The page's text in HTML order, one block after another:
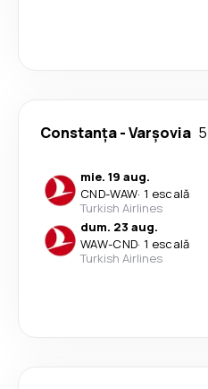
Constanța-Varşovia
mie. 19 aug.
CND-WAW· 1 escală
Turkish Airlines
dum. 23 aug.
WAW-CND· 1 escală
Turkish Airlines